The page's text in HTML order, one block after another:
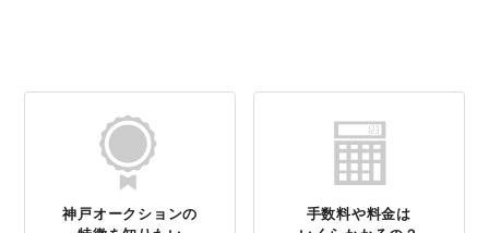
神戸オークションの
手数料や料金は